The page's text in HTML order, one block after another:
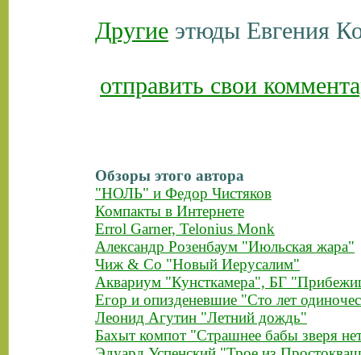
Другие этюды Евгения
отправить свои
Обзоры этого автора
"НОЛЬ" и Федор Чистяков
Компакты в Интернете
Errol Garner, Telonius Monk
Александр Розенбаум "Июльская жара"
Чиж & Co "Новый Иерусалим"
Аквариум "Кунсткамера", БГ
Егор и опизденевшие "Сто лет
Леонид Агутин "Летний дождь"
Бахыт компот "Страшнее бабы зверя